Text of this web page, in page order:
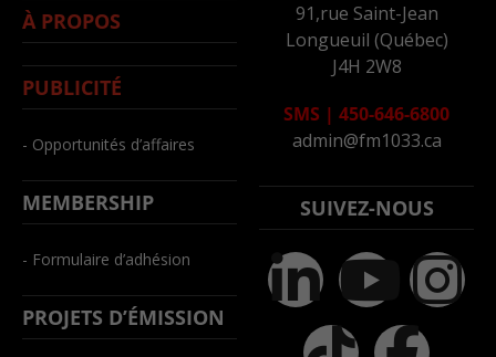
À PROPOS
PUBLICITÉ
- Opportunités d’affaires
MEMBERSHIP
- Formulaire d’adhésion
PROJETS D’ÉMISSION
91,rue Saint-Jean
Longueuil (Québec)
J4H 2W8
SMS | 450-646-6800
admin@fm1033.ca
SUIVEZ-NOUS